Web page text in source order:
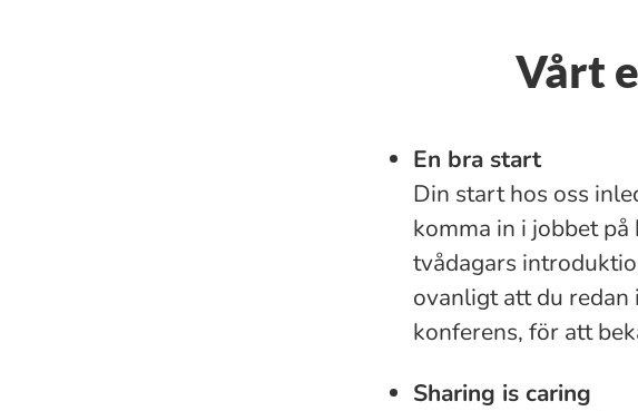
Vårt
En bra start
Din start hos oss
komma in i jobbet
tvådagars
ovanligt att du redan
konferens, för att
Sharing is caring